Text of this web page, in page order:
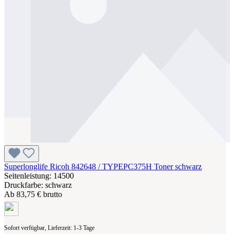
Superlonglife Ricoh 842648 / TYPEPC375H Toner schwarz
Seitenleistung: 14500
Druckfarbe: schwarz
Ab 83,75 € brutto
Sofort verfügbar, Lieferzeit: 1-3 Tage